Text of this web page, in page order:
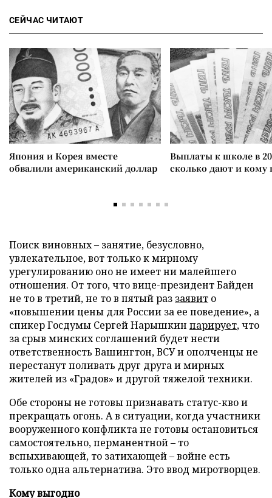
СЕЙЧАС ЧИТАЮТ
Япония и Корея вместе
обвалили американский доллар
Выплаты к школе в
сколько дают и
Поиск виновных – занятие, безусловно,
увлекательное, вот только к мирному
урегулированию оно не имеет ни малейшего
отношения. От того, что вице-президент Байден
не то в третий, не то в пятый раз заявит о
«повышении цены для России за ее поведение», а
спикер Госдумы Сергей Нарышкин парирует, что
за срыв минских соглашений будет нести
ответственность Вашингтон, ВСУ и ополченцы не
перестанут поливать друг друга и мирных
жителей из «Градов» и другой тяжелой техники.
Обе стороны не готовы признавать статус-кво и
прекращать огонь. А в ситуации, когда участники
вооруженного конфликта не готовы остановиться
самостоятельно, перманентной – то
вспыхивающей, то затихающей – войне есть
только одна альтернатива. Это ввод миротворцев.
Кому выгодно